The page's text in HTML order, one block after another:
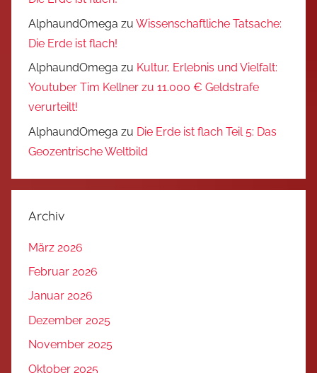
AlphaundOmega zu Wissenschaftliche Tatsache:
Die Erde ist flach!
AlphaundOmega zu Kultur, Erlebnis und Vielfalt:
Youtuber Tim Kellner zu 11.000 € Geldstrafe
verurteilt!
AlphaundOmega zu Die Erde ist flach Teil 5: Das
Geozentrische Weltbild
Archiv
März 2026
Februar 2026
Januar 2026
Dezember 2025
November 2025
Oktober 2025